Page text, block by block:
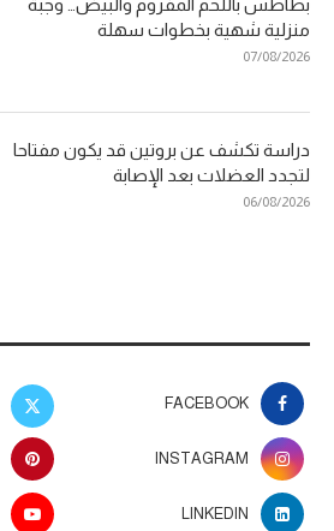
بطاطس باللحم المفروم والبيض… وجبة
منزلية شهية بخطوات سهلة
07/08/2026
دراسة تكشف عن بروتين قد يكون مفتاحا
لتجدد العضلات بعد الإصابة
06/08/2026
FACEBOOK
INSTAGRAM
LINKEDIN